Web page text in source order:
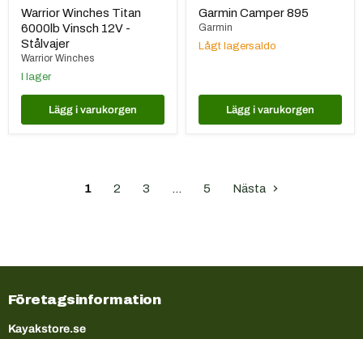
pris
Warrior Winches Titan
6000lb Vinsch 12V -
Stålvajer
Warrior Winches
I lager
Lägg i varukorgen
pris
Garmin Camper 895
Garmin
Lågt lagersaldo
Lägg i varukorgen
1 2 3 5 Nästa
Företagsinformation
Kayakstore.se